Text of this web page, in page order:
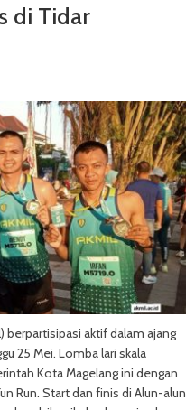
di Tidar
berpartisipasi aktif dalam ajang
25 Mei. Lomba lari skala
Kota Magelang ini dengan
Run. Start dan finis di Alun-alun